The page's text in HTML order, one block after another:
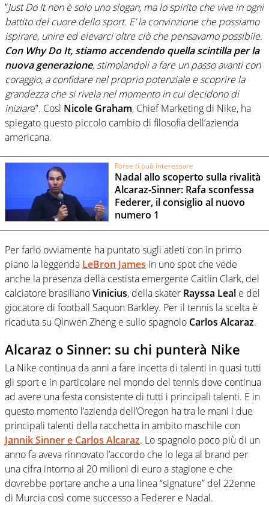
“Just Do It non è solo uno slogan, ma lo spirito che vive in ogni
battito del cuore dello sport. E’ la convinzione che possiamo
ispirare, unire ed elevarci oltre ciò che pensavamo possibile.
Con Why Do It, stiamo accendendo quella scintilla per la
nuova generazione, stimolandoli a fare un passo avanti con
coraggio, a confidare nel proprio potenziale e scoprire la
grandezza che si rivela nel momento in cui decidono di
iniziare”. Così Nicole Graham, Chief Marketing di Nike, ha
spiegato questo piccolo cambio di filosofia dell’azienda
americana.
Forse ti può interessare
Nadal allo scoperto sulla rivalità
Alcaraz-Sinner: Rafa sconfessa
Federer, il consiglio al nuovo
numero 1
Per farlo ovviamente ha puntato sugli atleti con in primo
piano la leggenda LeBron James in uno spot che vede
anche la presenza della cestista emergente Caitlin Clark, del
calciatore brasilianoVinicius, della skater Rayssa Leal e del
giocatore di football Saquon Barkley. Per il tennis la scelta è
ricaduta su Qinwen Zheng e sullo spagnolo Carlos Alcaraz.
Alcaraz o Sinner: su chi punterà Nike
La Nike continua da anni a fare incetta di talenti in quasi tutti
gli sport e in particolare nel mondo del tennis dove continua
ad avere una festa consistente di tutti i principali talenti. E in
questo momento l’azienda dell’Oregon ha tra le mani i due
principali talenti della racchetta in ambito maschile con
Jannik Sinner e Carlos Alcaraz. Lo spagnolo poco più di un
anno fa aveva rinnovato l’accordo che lo lega al brand per
una cifra intorno ai 20 milioni di euro a stagione e che
dovrebbe portare anche a una linea “signature” del 22enne
di Murcia così come successo a Federer e Nadal.